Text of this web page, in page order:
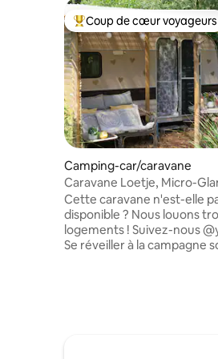
Coups de cœur voyageurs
Coup de cœur voyageurs
Camping-car/caravane
Caravane Loetje, Micro-
des rivières.
Cette caravane n'est-elle
disponible ? Nous louons
logements ! Suivez-nous
Se réveiller à la campagne
partager notre charmante
avec vous. Sur notre